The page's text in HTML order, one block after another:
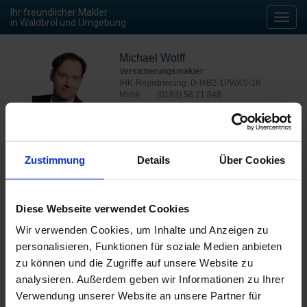
Zustimmung Details Über Cookies
Diese Webseite verwendet Cookies
Wir verwenden Cookies, um Inhalte und Anzeigen zu
personalisieren, Funktionen für soziale Medien anbieten
zu können und die Zugriffe auf unsere Website zu
analysieren. Außerdem geben wir Informationen zu Ihrer
Verwendung unserer Website an unsere Partner für
Ihr freundlicher Makler
in Waldbröl und Umgebung
Michael Wolff
Versicherungsmakler
IHK-Registrierung: D-I4B2-1PWKS-18
Mobil
(0163) 58 21 848
Jetzt kontaktieren
Die Beratung von Versicherungen ist Vertrauenssache –
schließlich geht es im Ernstfall um Ihre finanzielle Existenz.
Deswegen sollten Sie diese Dinge nicht anonym mit einem
Ansprechpartner vor Ort, in Waldbröl und Umgebung. Ein Experte
der Ihre Bedürfnisse versteht und sich im besten Sinne um Sie